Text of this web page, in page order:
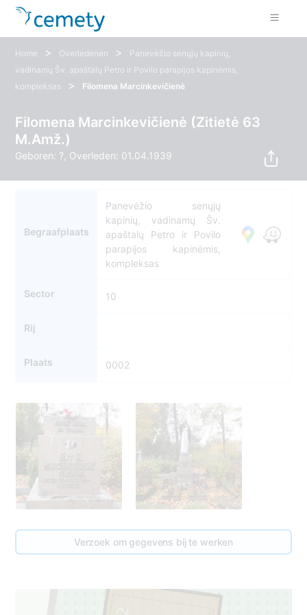
Home > Overledenen >
Panevėžio senųjų kapinių,
vadinamų Šv. apaštalų Petro ir Povilo parapijos kapinėmis,
kompleksas
> Filomena Marcinkevičienė
Filomena Marcinkevičienė (Zitietė 63
M.Amž.)
Geboren: ?, Overleden: 01.04.1939
Begraafplaats
Panevėžio senųjų
kapinių, vadinamų Šv.
apaštalų Petro ir Povilo
parapijos kapinėmis,
kompleksas
Sector 10
Rij
Plaats 0002
Verzoek om gegevens bij te werken
2